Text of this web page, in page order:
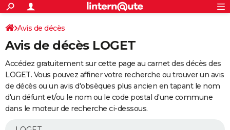
ACTUALITÉS
Politique
Société
Faits Divers
Education
Monde
Villes
+
SPORT
Coupe du monde 2026
Football
Tennis
Cyclisme
Rugby
Forum
Programme TV
TNTStreaming
Cinéma
Sorties cinéma
Musique
+
FINANCE
Retraite
Impôts
Epargne
Immobilier
Risques naturels par ville
Banque
Assurance
Crédit
AUTO
Essais
Réserver un essai
Citadines
Berlines
SUV
Forum auto
+
Avis de décès
Avis de décès LOGET
Accédez gratuitement sur cette page au carnet des décès des
LOGET. Vous pouvez affiner votre recherche ou trouver un avis
de décès ou un avis d'obsèques plus ancien en tapant le nom
d'un défunt et/ou le nom ou le code postal d'une commune
dans le moteur de recherche ci-dessous.